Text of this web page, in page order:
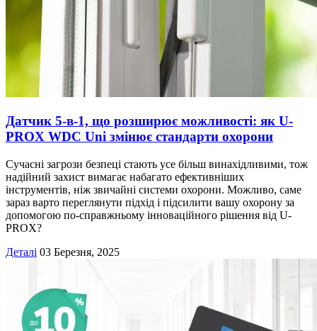
Датчик 5-в-1, що розширює можливості: як U-
PROX WDC Uni змінює стандарти охорони
Сучасні загрози безпеці стають усе більш винахідливими, тож
надійний захист вимагає набагато ефективніших
інструментів, ніж звичайні системи охорони. Можливо, саме
зараз варто переглянути підхід і підсилити вашу охорону за
допомогою по-справжньому інноваційного рішення від U-
PROX?
Деталі 03 Березня, 2025